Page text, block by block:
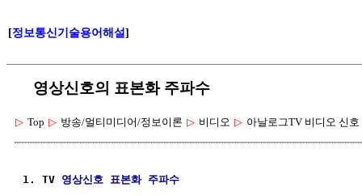
[정보통신기술용어해설]
영상신호의 표본화 주파수
▷ Top ▷ 방송/멀티미디어/정보이론 ▷ 비디오 ▷ 아날로그TV 비디오 신호
1. TV 영상신호 표본화 주파수